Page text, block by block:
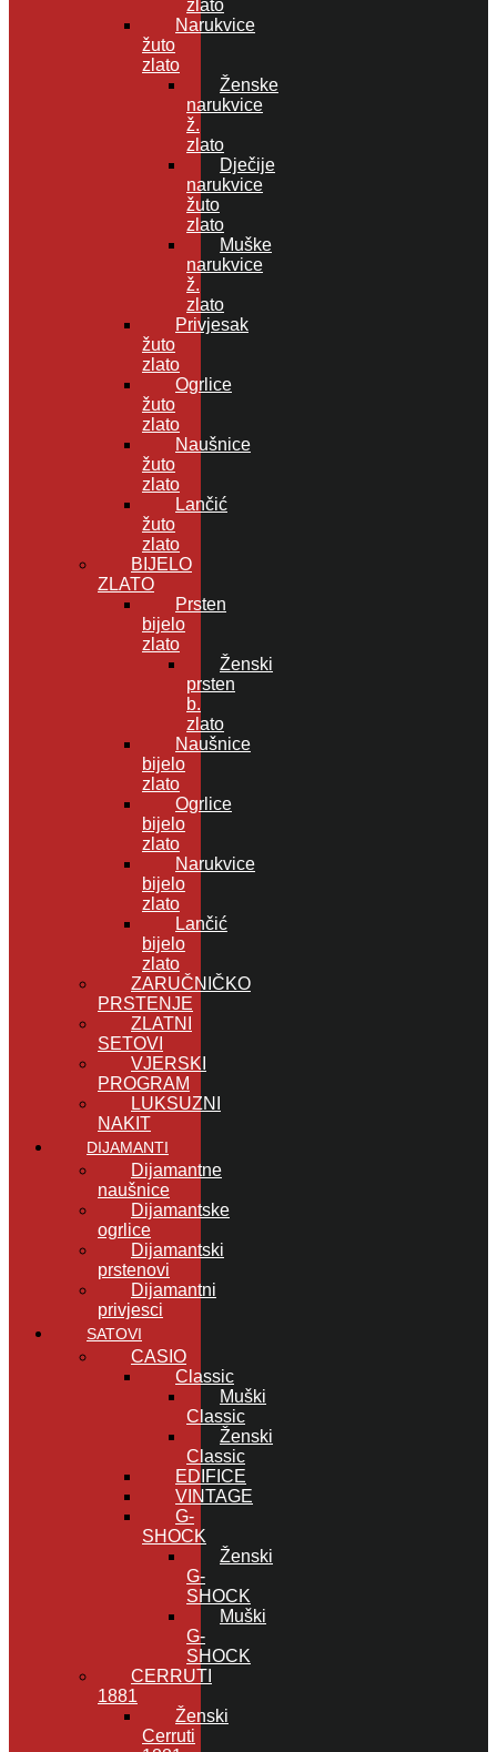
zlato
Narukvice
žuto
zlato
Ženske
narukvice
ž.
zlato
Dječije
narukvice
žuto
zlato
Muške
narukvice
ž.
zlato
Privjesak
žuto
zlato
Ogrlice
žuto
zlato
Naušnice
žuto
zlato
Lančić
žuto
zlato
BIJELO
ZLATO
Prsten
bijelo
zlato
Ženski
prsten
b.
zlato
Naušnice
bijelo
zlato
Ogrlice
bijelo
zlato
Narukvice
bijelo
zlato
Lančić
bijelo
zlato
ZARUČNIČKO
PRSTENJE
ZLATNI
SETOVI
VJERSKI
PROGRAM
LUKSUZNI
NAKIT
DIJAMANTI
Dijamantne
naušnice
Dijamantske
ogrlice
Dijamantski
prstenovi
Dijamantni
privjesci
SATOVI
CASIO
Classic
Muški
Classic
Ženski
Classic
EDIFICE
VINTAGE
G-
SHOCK
Ženski
G-
SHOCK
Muški
G-
SHOCK
CERRUTI
1881
Ženski
Cerruti